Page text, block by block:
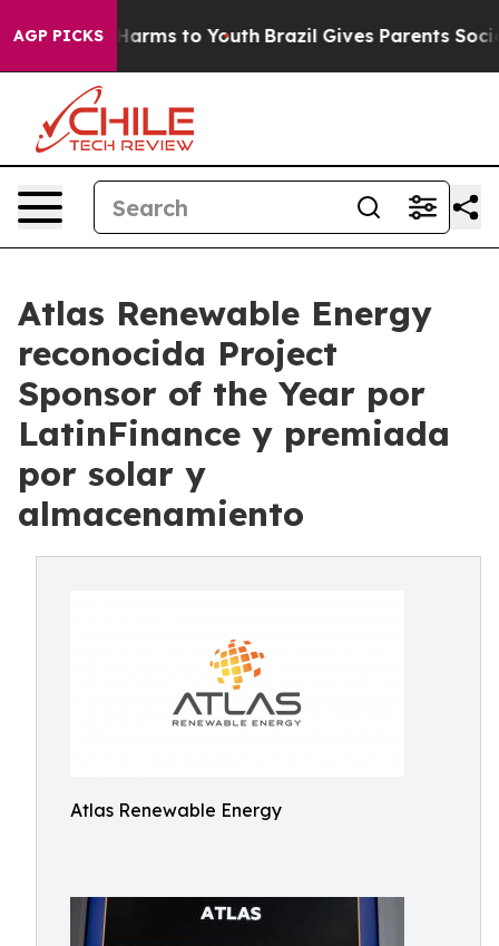
AGP PICKSHarms to Youth Brazil Gives Parents Social
Atlas Renewable Energy
reconocida Project
Sponsor of the Year por
LatinFinance y premiada
por solar y
almacenamiento
Atlas Renewable Energy